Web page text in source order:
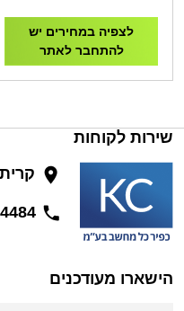
לצפיה במחירים יש
להתחבר לאתר
שירות לקוחות
קרית
הישארו מעודכנים